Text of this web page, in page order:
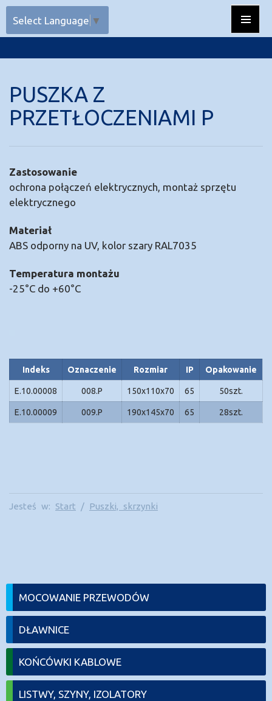
główne
Przejdź do treści
Select Language ▼
PUSZKA Z
PRZETŁOCZENIAMI P
Zastosowanie
ochrona połączeń elektrycznych, montaż sprzętu
elektrycznego
Materiał
ABS odporny na UV, kolor szary RAL7035
Temperatura montażu
-25°C do +60°C
Indeks Oznaczenie Rozmiar IP Opakowanie
E.10.00008 008.P 150x110x70 65 50szt.
E.10.00009 009.P 190x145x70 65 28szt.
Jesteś w: Start / Puszki, skrzynki
MOCOWANIE PRZEWODÓW
DŁAWNICE
KOŃCÓWKI KABLOWE
LISTWY, SZYNY, IZOLATORY